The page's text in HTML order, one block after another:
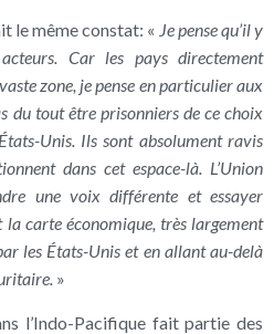
le même constat: « Je pense qu’il y
Car les pays directement
zone, je pense en particulier aux
du tout être prisonniers de ce choix
Unis. Ils sont absolument ravis
dans cet espace-là. L’Union
une voix différente et essayer
la carte économique, très largement
les États-Unis et en allant au-delà
»
l’Indo-Pacifique fait partie des